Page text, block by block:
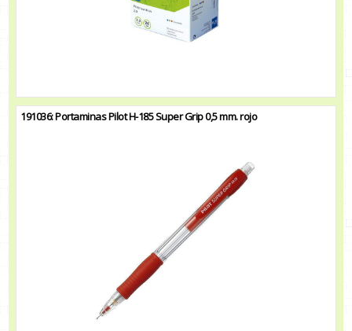
191036: Portaminas Pilot H-185 Super Grip 0,5 mm. rojo